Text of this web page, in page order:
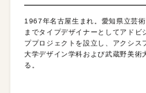
1967年名古屋生まれ。愛知県立芸
までタイプデザイナーとしてアド
ププロジェクトを設立し、アクシ
大学デザイン学科および武蔵野美術
る。